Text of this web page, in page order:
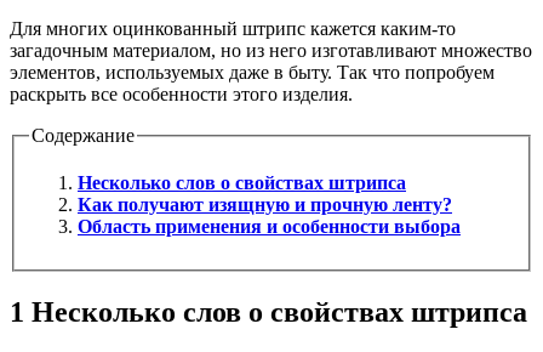
Для многих оцинкованный штрипс кажется каким-то
загадочным материалом, но из него изготавливают множество
элементов, используемых даже в быту. Так что попробуем
раскрыть все особенности этого изделия.
Содержание
Несколько слов о свойствах штрипса
Как получают изящную и прочную ленту?
Область применения и особенности выбора
1 Несколько слов о свойствах штрипса